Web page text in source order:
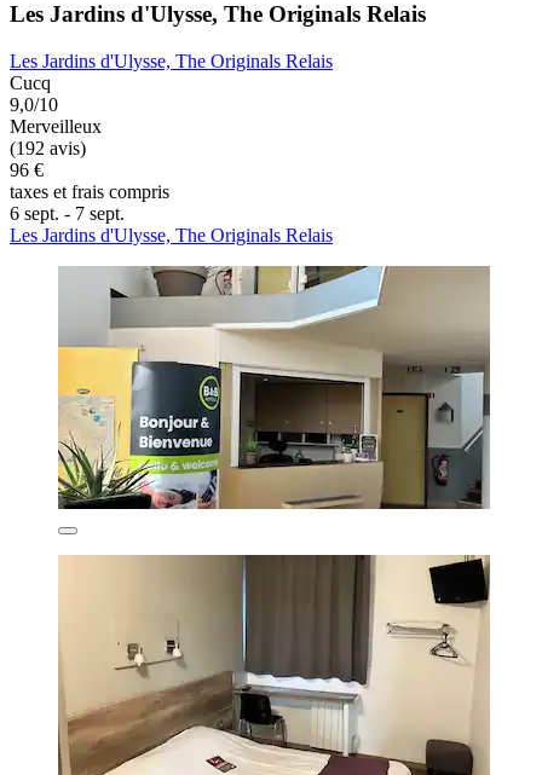
Les Jardins d'Ulysse, The Originals Relais
Les Jardins d'Ulysse, The Originals Relais
Cucq
9,0/10
Merveilleux
(192 avis)
96 €
taxes et frais compris
6 sept. - 7 sept.
Les Jardins d'Ulysse, The Originals Relais